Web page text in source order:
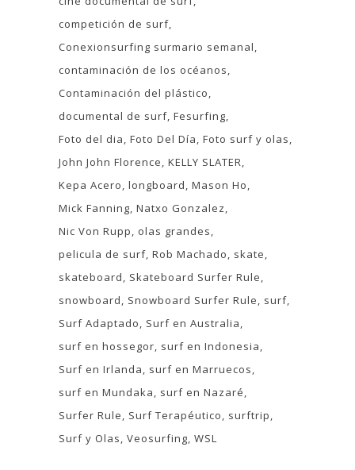
competición de surf
Conexionsurfing surmario semanal
contaminación de los océanos
Contaminación del plástico
documental de surf Fesurfing
Foto del dia Foto Del Día Foto surf y olas
John John Florence KELLY SLATER
Kepa Acero longboard Mason Ho
Mick Fanning Natxo Gonzalez
Nic Von Rupp
olas grandes
pelicula de surf Rob Machado
skate
skateboard
Skateboard Surfer Rule
snowboard
Snowboard Surfer Rule
surf
Surf Adaptado
Surf en Australia
surf en hossegor surf en Indonesia
Surf en Irlanda
surf en Marruecos
surf en Mundaka
surf en Nazaré
Surfer Rule
Surf Terapéutico
surftrip
Surf y Olas Veosurfing WSL